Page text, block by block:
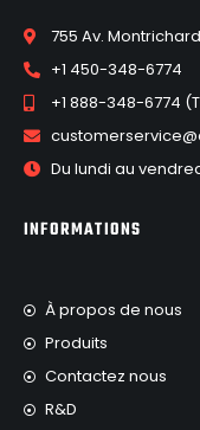
755 Av.
+1 450-348-6774
+1 888-348-6774
Du lundi au
INFORMATIONS
À propos de nous
Produits
Contactez nous
R&D